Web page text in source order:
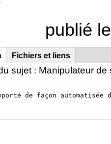
publié
(onglet
actif)
Fichiers et liens
sujet : Manipulateur de
de façon automatisée